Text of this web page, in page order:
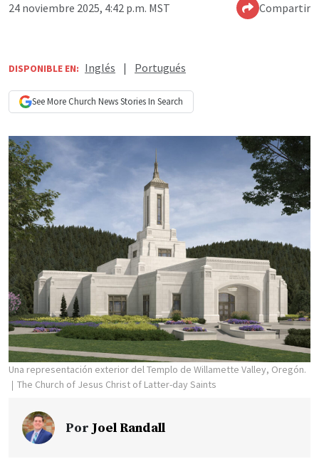
24 noviembre 2025, 4:42 p.m. MST Compartir
DISPONIBLE EN: Inglés | Portugués
See More Church NewsStories In Search
Una representación exterior del Templo de Willamette Valley, Oregón.
The Church of Jesus Christ of Latter-day Saints
Por Joel Randall